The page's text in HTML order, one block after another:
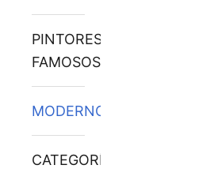
PINTORES
FAMOSOS
MODERNOS
CATEGORÍAS